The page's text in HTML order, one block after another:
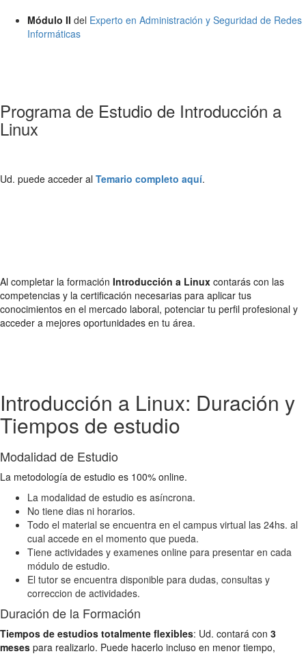
Módulo II del Experto en Administración y Seguridad de Redes
Informáticas
Programa de Estudio de Introducción a
Linux
Ud. puede acceder al Temario completo aquí.
Al completar la formación Introducción a Linux contarás con las
competencias y la certificación necesarias para aplicar tus
conocimientos en el mercado laboral, potenciar tu perfil profesional y
acceder a mejores oportunidades en tu área.
Introducción a Linux: Duración y
Tiempos de estudio
Modalidad de Estudio
La metodología de estudio es 100% online.
La modalidad de estudio es asíncrona.
No tiene dias ni horarios.
Todo el material se encuentra en el campus virtual las 24hs. al
cual accede en el momento que pueda.
Tiene actividades y examenes online para presentar en cada
módulo de estudio.
El tutor se encuentra disponible para dudas, consultas y
correccion de actividades.
Duración de la Formación
Tiempos de estudios totalmente flexibles: Ud. contará con 3
meses para realizarlo. Puede hacerlo incluso en menor tiempo,